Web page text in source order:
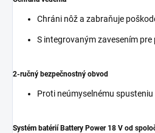
Chráni nôž a zabraňuje
S integrovaným zavesením
2-ručný bezpečnostný obvod
Proti neúmyselnému
Systém batérií Battery Power 18 V od